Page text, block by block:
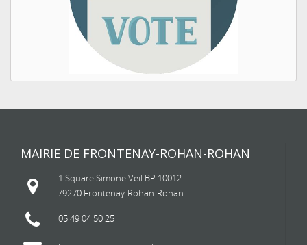
MAIRIE DE FRONTENAY-ROHAN-ROHAN
1 Square Simone Veil BP 10012
79270 Frontenay-Rohan-Rohan
05 49 04 50 25